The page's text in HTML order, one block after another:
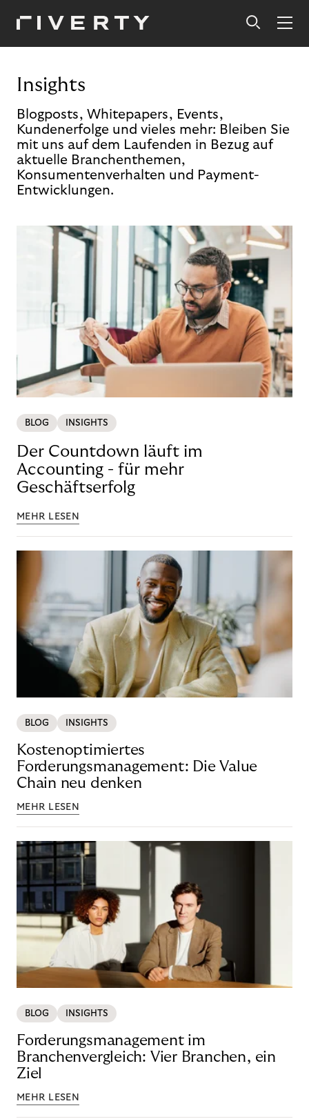
Insights
Blogposts, Whitepapers, Events,
Kundenerfolge und vieles mehr: Bleiben Sie
mit uns auf dem Laufenden in Bezug auf
aktuelle Branchenthemen,
Konsumentenverhalten und Payment-
Entwicklungen.
BLOG INSIGHTS
Der Countdown läuft im
Accounting - für mehr
Geschäftserfolg
MEHR LESEN
BLOG INSIGHTS
Kostenoptimiertes
Forderungsmanagement: Die Value
Chain neu denken
MEHR LESEN
BLOG INSIGHTS
Forderungsmanagement im
Branchenvergleich: Vier Branchen, ein
Ziel
MEHR LESEN